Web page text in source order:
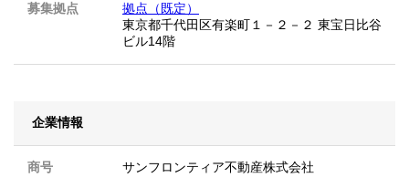
募集拠点
拠点（既定）
東京都千代田区有楽町１－２－２ 東宝日比谷
ビル14階
企業情報
商号 サンフロンティア不動産株式会社